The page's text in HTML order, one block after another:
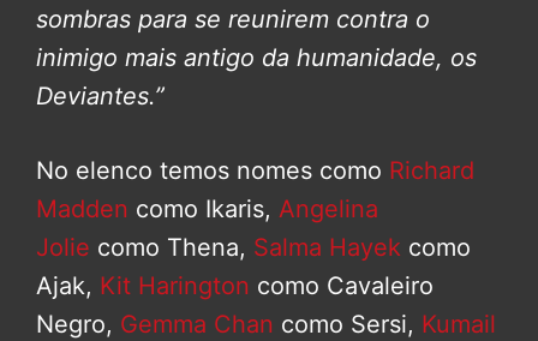
sombras para se reunirem contra o
inimigo mais antigo da humanidade, os
Deviantes.”
No elenco temos nomes como Richard
Madden como Ikaris, Angelina
Jolie como Thena, Salma Hayek como
Ajak, Kit Harington como Cavaleiro
Negro, Gemma Chan como Sersi, Kumail